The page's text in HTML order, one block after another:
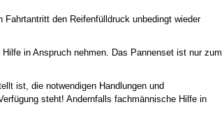
den Reifenfülldruck unbedingt wieder
in Anspruch nehmen. Das Pannenset ist nur zum
ist, die notwendigen Handlungen und
steht! Andernfalls fachmännische Hilfe in